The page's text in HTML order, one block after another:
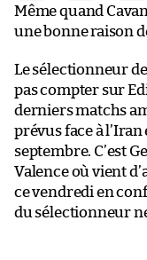
Même quand
une bonne raison
Le sélectionneur
pas compter sur
derniers matchs
prévus face à l’Iran
septembre. C’est
Valence où vient
ce vendredi en
du sélectionneur